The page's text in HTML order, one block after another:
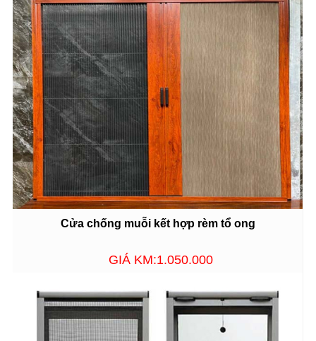
Cửa chống muỗi kết hợp rèm tổ ong
GIÁ KM:1.050.000